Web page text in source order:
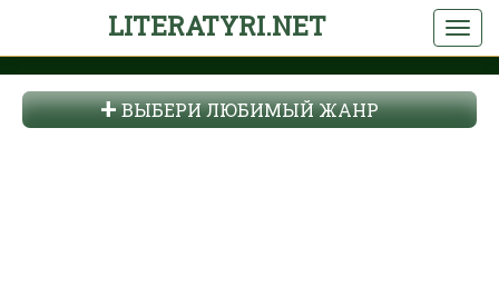
LITERATYRI.NET
ВЫБЕРИ ЛЮБИМЫЙ ЖАНР